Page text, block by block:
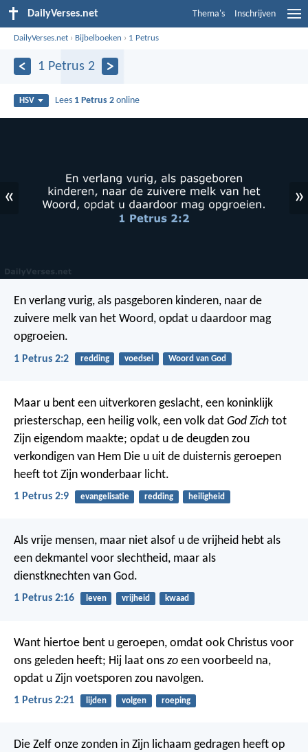
DailyVerses.net Thema's Inschrijven
DailyVerses.net › Bijbelboeken › 1 Petrus
1 Petrus 2
HSV Lees 1 Petrus 2 online
« »
En verlang vurig, als pasgeboren kinderen, naar de
zuivere melk van het Woord, opdat u daardoor mag
opgroeien.
1 Petrus 2:2 redding voedsel Woord van God
Maar u bent een uitverkoren geslacht, een koninklijk
priesterschap, een heilig volk, een volk dat God Zich tot
Zijn eigendom maakte; opdat u de deugden zou
verkondigen van Hem Die u uit de duisternis geroepen
heeft tot Zijn wonderbaar licht.
1 Petrus 2:9 evangelisatie redding heiligheid
Als vrije mensen, maar niet alsof u de vrijheid hebt als
een dekmantel voor slechtheid, maar als
dienstknechten van God.
1 Petrus 2:16 leven vrijheid kwaad
Want hiertoe bent u geroepen, omdat ook Christus voor
ons geleden heeft; Hij laat ons zo een voorbeeld na,
opdat u Zijn voetsporen zou navolgen.
1 Petrus 2:21 lijden volgen roeping
Die Zelf onze zonden in Zijn lichaam gedragen heeft op